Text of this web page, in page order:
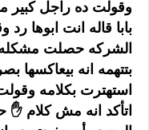
وقولت ده راجل
بابا قاله انت ابوها
الشركه حصلت مشكله
بتتهمه انه بيعاكسها
استهترت بكلامه
اتأكد انه مش كلام ✋